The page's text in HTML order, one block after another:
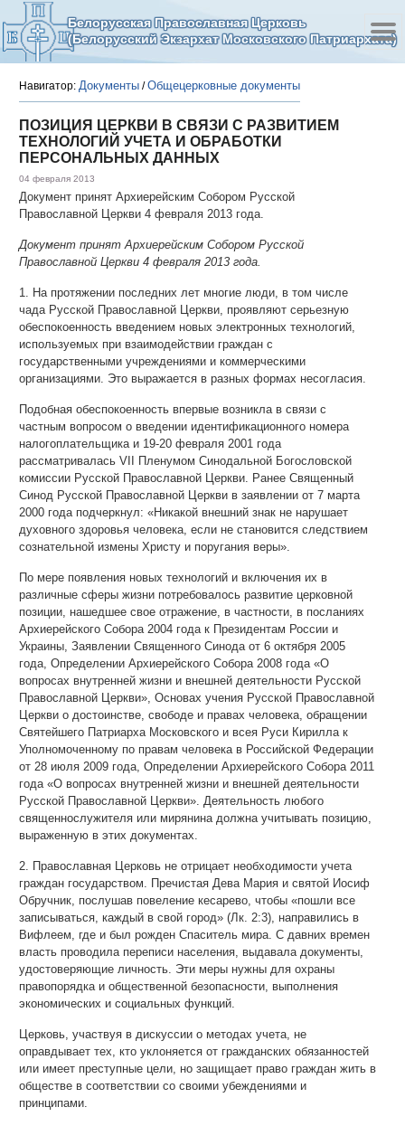
Белорусская Православная Церковь
(Белорусский Экзархат Московского Патриархата)
Навигатор: Документы /Общецерковные документы
ПОЗИЦИЯ ЦЕРКВИ В СВЯЗИ С РАЗВИТИЕМ
ТЕХНОЛОГИЙ УЧЕТА И ОБРАБОТКИ
ПЕРСОНАЛЬНЫХ ДАННЫХ
04 февраля 2013
Документ принят Архиерейским Собором Русской
Православной Церкви 4 февраля 2013 года.
Документ принят Архиерейским Собором Русской
Православной Церкви 4 февраля 2013 года.
1. На протяжении последних лет многие люди, в том числе
чада Русской Православной Церкви, проявляют серьезную
обеспокоенность введением новых электронных технологий,
используемых при взаимодействии граждан с
государственными учреждениями и коммерческими
организациями. Это выражается в разных формах несогласия.
Подобная обеспокоенность впервые возникла в связи с
частным вопросом о введении идентификационного номера
налогоплательщика и 19-20 февраля 2001 года
рассматривалась VII Пленумом Синодальной Богословской
комиссии Русской Православной Церкви. Ранее Священный
Синод Русской Православной Церкви в заявлении от 7 марта
2000 года подчеркнул: «Никакой внешний знак не нарушает
духовного здоровья человека, если не становится следствием
сознательной измены Христу и поругания веры».
По мере появления новых технологий и включения их в
различные сферы жизни потребовалось развитие церковной
позиции, нашедшее свое отражение, в частности, в посланиях
Архиерейского Собора 2004 года к Президентам России и
Украины, Заявлении Священного Синода от 6 октября 2005
года, Определении Архиерейского Собора 2008 года «О
вопросах внутренней жизни и внешней деятельности Русской
Православной Церкви», Основах учения Русской Православной
Церкви о достоинстве, свободе и правах человека, обращении
Святейшего Патриарха Московского и всея Руси Кирилла к
Уполномоченному по правам человека в Российской Федерации
от 28 июля 2009 года, Определении Архиерейского Собора 2011
года «О вопросах внутренней жизни и внешней деятельности
Русской Православной Церкви». Деятельность любого
священнослужителя или мирянина должна учитывать позицию,
выраженную в этих документах.
2. Православная Церковь не отрицает необходимости учета
граждан государством. Пречистая Дева Мария и святой Иосиф
Обручник, послушав повеление кесарево, чтобы «пошли все
записываться, каждый в свой город» (Лк. 2:3), направились в
Вифлеем, где и был рожден Спаситель мира. С давних времен
власть проводила переписи населения, выдавала документы,
удостоверяющие личность. Эти меры нужны для охраны
правопорядка и общественной безопасности, выполнения
экономических и социальных функций.
Церковь, участвуя в дискуссии о методах учета, не
оправдывает тех, кто уклоняется от гражданских обязанностей
или имеет преступные цели, но защищает право граждан жить в
обществе в соответствии со своими убеждениями и
принципами.